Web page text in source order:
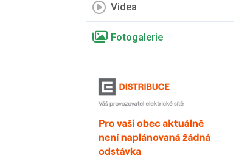
Videa
Fotogalerie